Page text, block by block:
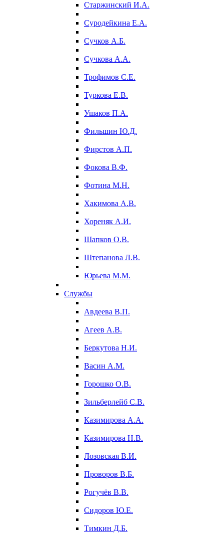
Старжинский И.А.
Суродейкина Е.А.
Сучков А.Б.
Сучкова А.А.
Трофимов С.Е.
Туркова Е.В.
Ушаков П.А.
Фильшин Ю.Д.
Фирстов А.П.
Фокова В.Ф.
Фотина М.Н.
Хакимова А.В.
Хореняк А.И.
Шапков О.В.
Штепанова Л.В.
Юрьева М.М.
Службы
Авдеева В.П.
Агеев А.В.
Беркутова Н.И.
Васин А.М.
Горошко О.В.
Зильберлейб С.В.
Казимирова А.А.
Казимирова Н.В.
Лозовская В.И.
Проворов В.Б.
Рогучёв В.В.
Сидоров Ю.Е.
Тимкин Д.Б.